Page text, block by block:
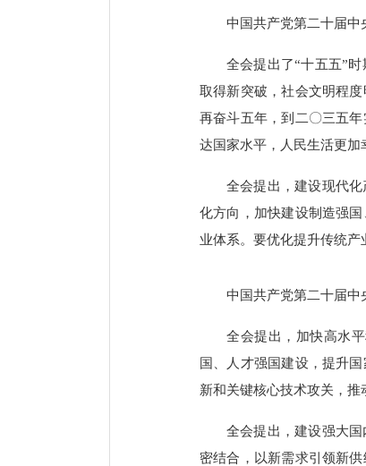
中国共产党第二十届中
全会提出了“十五五”
取得新突破，社会文明程
再奋斗五年，到二〇三五
达国家水平，人民生活更加
全会提出，建设现代
化方向，加快建设制造强
业体系。要优化提升传统产
中国共产党第二十届中
全会提出，加快高水
国、人才强国建设，提升
新和关键核心技术攻关，推
全会提出，建设强大
密结合，以新需求引领新